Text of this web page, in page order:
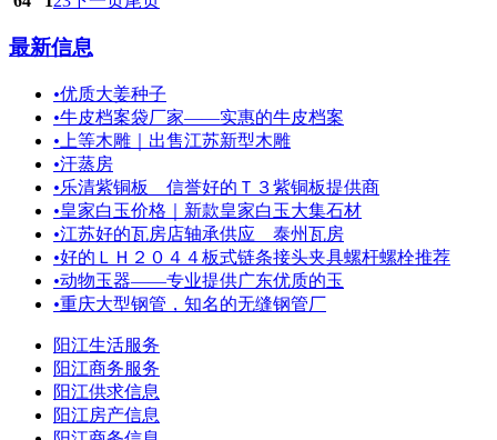
最新信息
•优质大姜种子
•牛皮档案袋厂家——实惠的牛皮档案
• 上等木雕｜出售江苏新型木雕
•汗蒸房
•乐清紫铜板 信誉好的Ｔ３紫铜板提供商
•皇家白玉价格｜新款皇家白玉大集石材
•江苏好的瓦房店轴承供应 泰州瓦房
•好的ＬＨ２０４４板式链条接头夹具螺杆螺栓推荐
•动物玉器——专业提供广东优质的玉
•重庆大型钢管，知名的无缝钢管厂
阳江生活服务
阳江商务服务
阳江供求信息
阳江房产信息